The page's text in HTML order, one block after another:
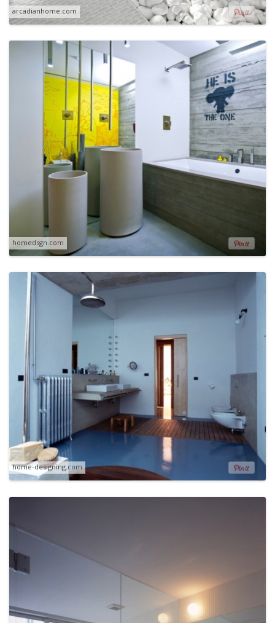
arcadianhome.com
homedsgn.com
home-designing.com